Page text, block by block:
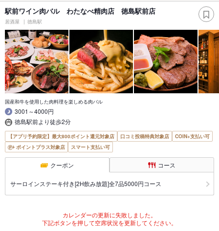
駅前ワイン肉バル わたなべ精肉店 徳島駅前店
居酒屋 徳島駅
国産和牛を使用した肉料理を楽しめる肉バル
3001～4000円
徳島駅前より徒歩2分
【アプリ予約限定】最大800ポイント還元対象店 口コミ投稿特典対象店
COIN+支払い可
ポイントプラス対象店
スマート支払い可
クーポン コース
サーロインステーキ付き[2H飲み放題]全7品5000円コース
カレンダーの更新に失敗しました。
下記ボタンを押して空席状況を更新してください。